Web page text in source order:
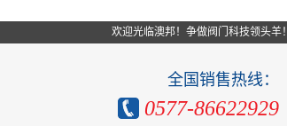
欢迎光临澳邦！争做阀门科技领头羊！
全国销售热线：
0577-86622929